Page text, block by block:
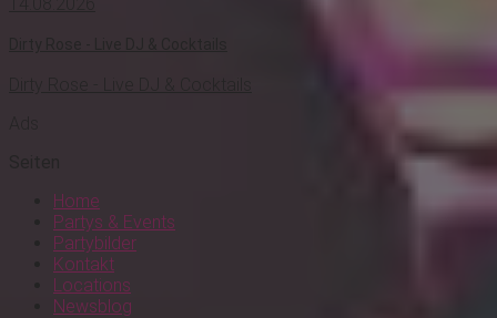
Home
Partys & Events
Partybilder
Kontakt
Locations
Newsblog